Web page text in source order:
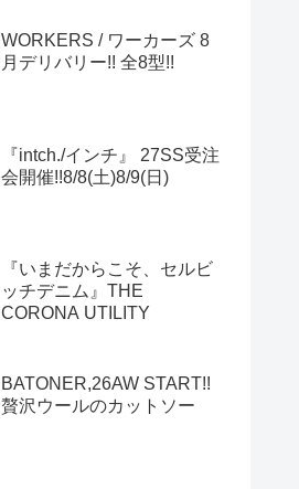
WORKERS / ワーカーズ 8
月デリバリー!! 全8型!!
『intch./インチ』 27SS受注
会開催!!8/8(土)8/9(日)
『いまだからこそ、セルビ
ッチデニム』THE
CORONA UTILITY
BATONER,26AW START!!
贅沢ウールのカットソー